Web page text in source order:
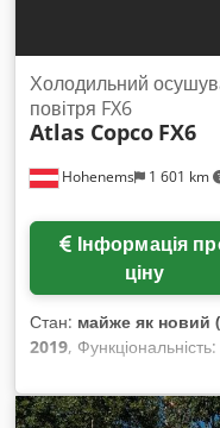
Hohenems 1 601 km
Холодильний
повітря FX6
Atlas Copco FX6
ціну
Стан: майже як новий
2019, Функціональність:
Вживаний
хв Dodpfxezrtbie Aa